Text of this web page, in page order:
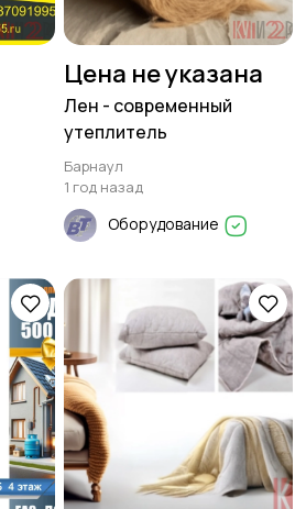
Цена не указана
Лен - современный
утеплитель
Барнаул
1 год назад
Оборудование